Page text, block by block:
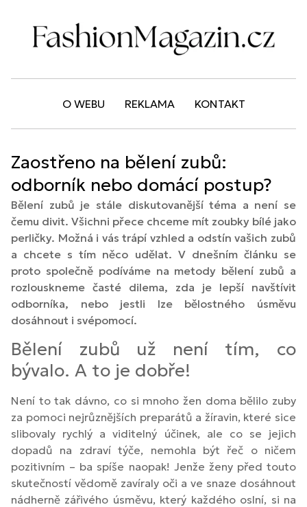
O WEBU REKLAMA KONTAKT
Zaostřeno na bělení zubů:
odborník nebo domácí postup?
Bělení zubů je stále diskutovanější téma a není se
čemu divit. Všichni přece chceme mít zoubky bílé jako
perličky. Možná i vás trápí vzhled a odstín vašich zubů
a chcete s tím něco udělat. V dnešním článku se
proto společně podíváme na metody bělení zubů a
rozlouskneme časté dilema, zda je lepší navštívit
odborníka, nebo jestli lze bělostného úsměvu
dosáhnout i svépomocí.
Bělení zubů už není tím, co
bývalo. A to je dobře!
Není to tak dávno, co si mnoho žen doma bělilo zuby
za pomoci nejrůznějších preparátů a žíravin, které sice
slibovaly rychlý a viditelný účinek, ale co se jejich
dopadů na zdraví týče, nemohla být řeč o ničem
pozitivním – ba spíše naopak! Jenže ženy před touto
skutečností vědomě zavíraly oči a ve snaze dosáhnout
nádherně zářivého úsměvu, který každého oslní, si na